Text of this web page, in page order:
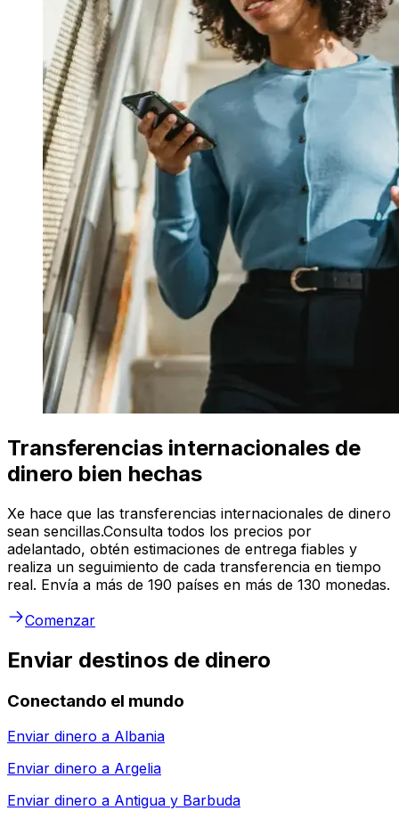
Transferencias internacionales de
dinero bien hechas
Xe hace que las transferencias internacionales de dinero
sean sencillas.Consulta todos los precios por
adelantado, obtén estimaciones de entrega fiables y
realiza un seguimiento de cada transferencia en tiempo
real. Envía a más de 190 países en más de 130 monedas.
Comenzar
Enviar destinos de dinero
Conectando el mundo
Enviar dinero a Albania
Enviar dinero a Argelia
Enviar dinero a Antigua y Barbuda